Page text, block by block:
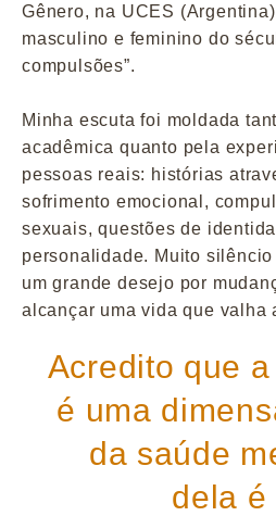
Gênero, na UCES
masculino e feminino do
compulsões”.
Minha escuta foi moldada
acadêmica quanto pela
pessoas reais: histórias
sofrimento emocional,
sexuais, questões de
personalidade. Muito
um grande desejo por
alcançar uma vida que valha
Acredito que
é uma
da saúde
dela é